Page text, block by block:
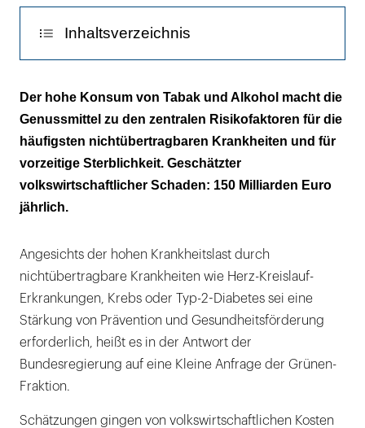
Inhaltsverzeichnis
Deutschland steht auf einem der letzten
Plätze bei Alkohol- und Tabakpolitik
Tabakkonsum führt jährlich zu 87.600
Krebsneuerkrankungen
Gesund aufwachsen, leben, arbeiten und
altern
Der hohe Konsum von Tabak und Alkohol macht die
Genussmittel zu den zentralen Risikofaktoren für die
häufigsten nichtübertragbaren Krankheiten und für
vorzeitige Sterblichkeit. Geschätzter
volkswirtschaftlicher Schaden: 150 Milliarden Euro
jährlich.
Angesichts der hohen Krankheitslast durch
nichtübertragbare Krankheiten wie Herz-Kreislauf-
Erkrankungen, Krebs oder Typ-2-Diabetes sei eine
Stärkung von Prävention und Gesundheitsförderung
erforderlich, heißt es in der Antwort der
Bundesregierung auf eine Kleine Anfrage der Grünen-
Fraktion.
Schätzungen gingen von volkswirtschaftlichen Kosten